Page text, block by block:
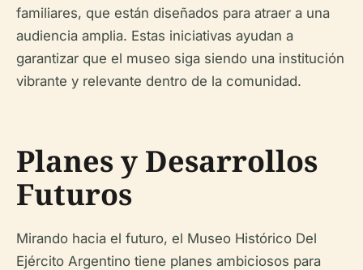
familiares, que están diseñados para atraer a una
audiencia amplia. Estas iniciativas ayudan a
garantizar que el museo siga siendo una institución
vibrante y relevante dentro de la comunidad.
Planes y Desarrollos
Futuros
Mirando hacia el futuro, el Museo Histórico Del
Ejército Argentino tiene planes ambiciosos para